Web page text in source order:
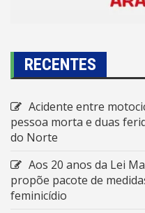
RECENTES
Acidente entre
pessoa morta e duas
do Norte
Aos 20 anos da Lei
propõe pacote de
feminicídio